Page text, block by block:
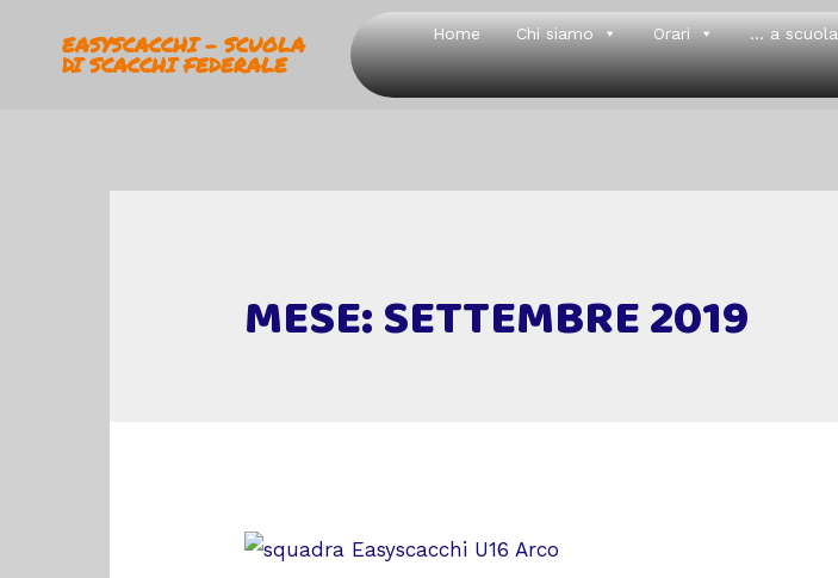
EASYSCACCHI - SCUOLA
DI SCACCHI FEDERALE
Home Chi siamo Orari ... a scuola
MESE:SETTEMBRE 2019